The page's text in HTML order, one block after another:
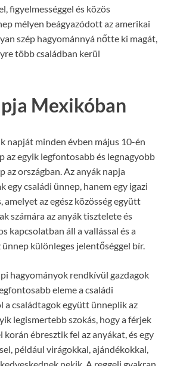
figyelmességgel és közös
mélyen beágyazódott az amerikai
szép hagyománnyá nőtte ki magát,
több családban kerül
Mexikóban
napját minden évben május 10-én
az egyik legfontosabb és legnagyobb
az országban. Az anyák napja
egy családi ünnep, hanem egy igazi
amelyet az egész közösség együtt
számára az anyák tisztelete és
kapcsolatban áll a vallással és a
ünnep különleges jelentőséggel bír.
hagyományok rendkívül gazdagok
eleme a családi
a családtagok együtt ünneplik az
legismertebb szokás, hogy a férjek
korán ébresztik fel az anyákat, és egy
például virágokkal, ajándékokkal,